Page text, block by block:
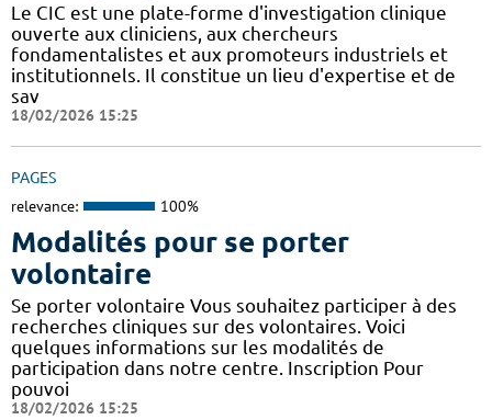
Le CIC est une plate-forme d'investigation clinique
ouverte aux cliniciens, aux chercheurs
fondamentalistes et aux promoteurs industriels et
institutionnels. Il constitue un lieu d'expertise et de
sav
18/02/2026 15:25
PAGES
relevance: 100%
Modalités pour se porter
volontaire
Se porter volontaire Vous souhaitez participer à des
recherches cliniques sur des volontaires. Voici
quelques informations sur les modalités de
participation dans notre centre. Inscription Pour
pouvoi
18/02/2026 15:25